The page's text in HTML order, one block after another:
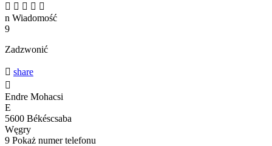
    
n Wiadomość
9
Zadzwonić
 share

Endre Mohacsi
E
5600 Békéscsaba
Węgry
9 Pokaż numer telefonu